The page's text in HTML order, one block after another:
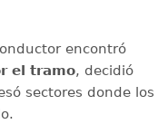
encontró
el tramo, decidió
sectores donde los